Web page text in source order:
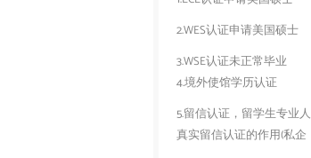
2.WES认证申请美国硕士
3.WSE认证未正常毕业
4.境外使馆学历认证
5.留信认证，留学生专业
真实留信认证的作用(私